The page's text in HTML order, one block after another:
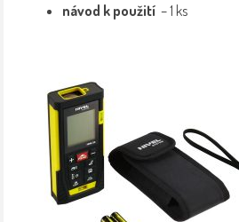
návod k použití – 1 ks